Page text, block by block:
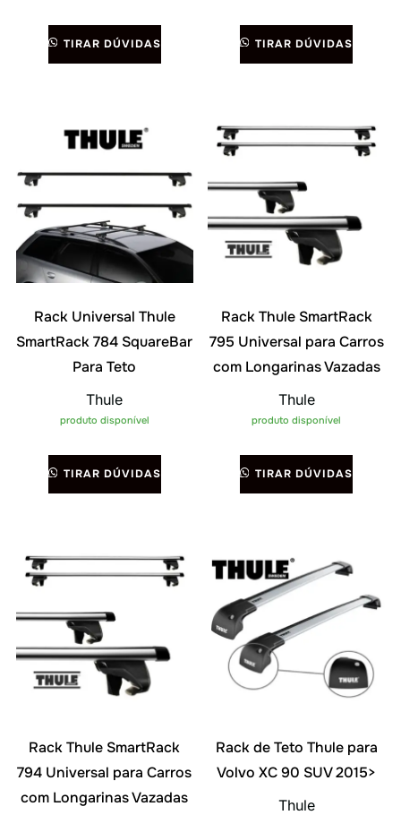
TIRAR DÚVIDAS TIRAR DÚVIDAS
Rack Universal Thule
SmartRack 784 SquareBar
Para Teto
Thule
produto disponível
TIRAR DÚVIDAS
Rack Thule SmartRack
795 Universal para Carros
com Longarinas Vazadas
Thule
produto disponível
TIRAR DÚVIDAS
Rack Thule SmartRack
794 Universal para Carros
com Longarinas Vazadas
Rack de Teto Thule para
Volvo XC 90 SUV 2015>
Thule